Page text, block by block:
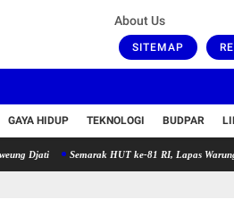
About Us
SITEMAP
GAYA HIDUP TEKNOLOGI BUDPAR
Semarak HUT ke-81 RI, Lapas Warungkiara